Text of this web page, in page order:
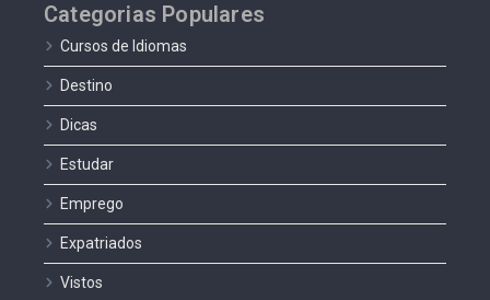
Categorias Populares
Cursos de Idiomas
Destino
Dicas
Estudar
Emprego
Expatriados
Vistos